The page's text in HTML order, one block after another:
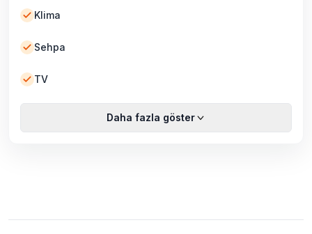
Klima
Sehpa
TV
Daha fazla göster